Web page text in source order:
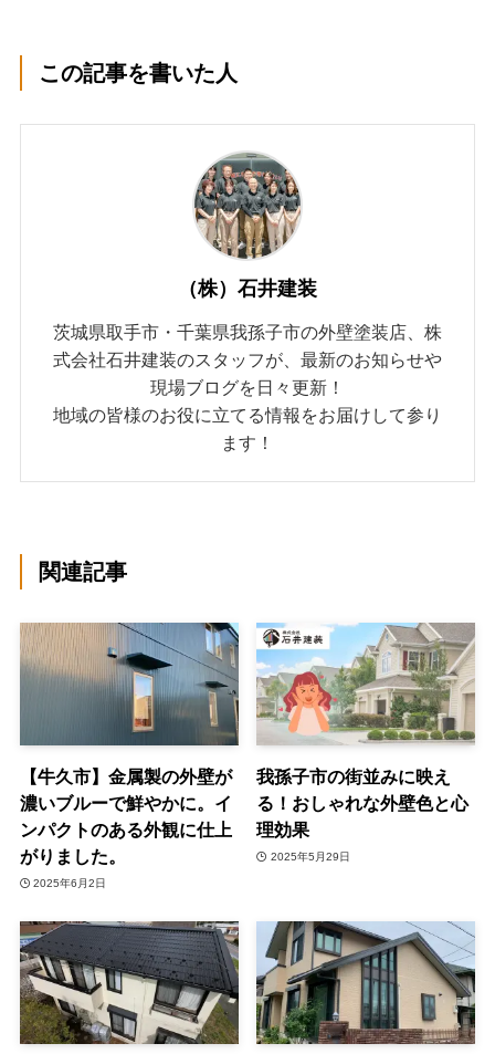
この記事を書いた人
（株）石井建装
茨城県取手市・千葉県我孫子市の外壁塗装店、株
式会社石井建装のスタッフが、最新のお知らせや
現場ブログを日々更新！
地域の皆様のお役に立てる情報をお届けして参り
ます！
関連記事
【牛久市】金属製の外壁が
濃いブルーで鮮やかに。イ
ンパクトのある外観に仕上
がりました。
2025年6月2日
我孫子市の街並みに映え
る！おしゃれな外壁色と心
理効果
2025年5月29日